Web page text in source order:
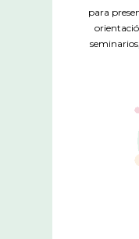
para